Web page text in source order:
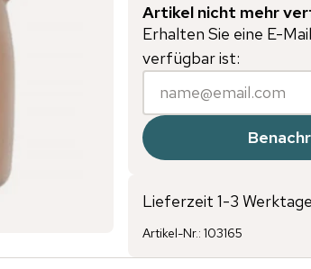
Artikel nicht mehr
Erhalten Sie eine E-
verfügbar ist:
Lieferzeit 1-3 Werktage
Artikel-Nr.: 103165